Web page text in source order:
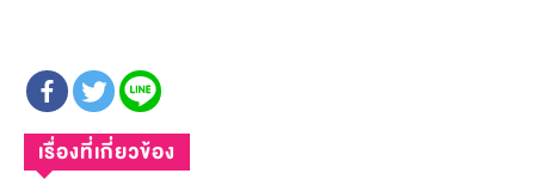
เรื่องที่เกี่ยวข้อง